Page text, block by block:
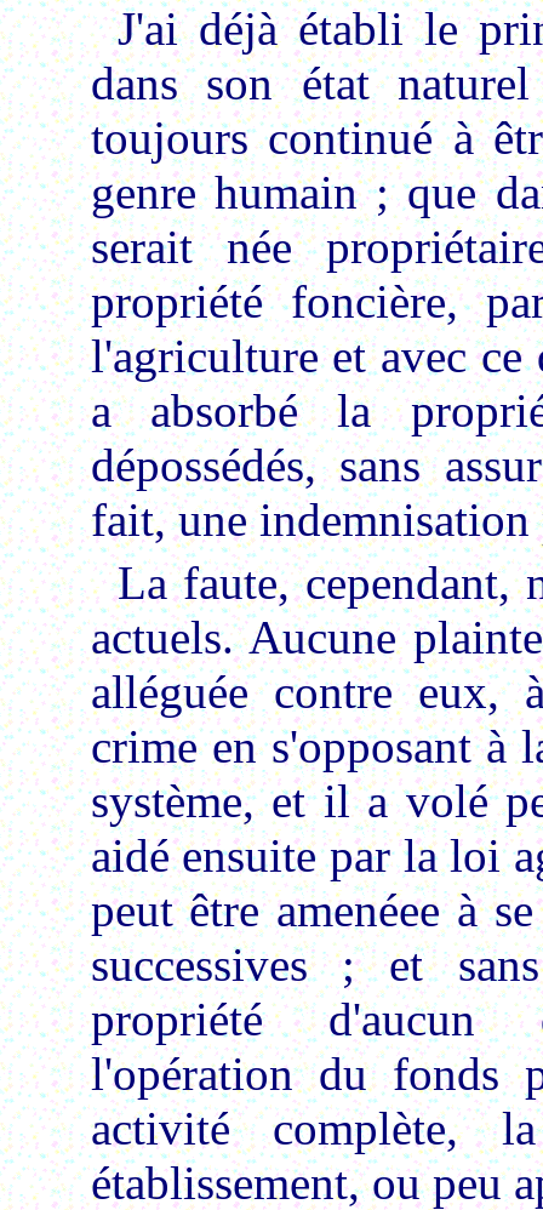
J'ai déjà établi le
dans son état
toujours continué à
genre humain ; que
serait née
propriété foncière,
l'agriculture et avec
a absorbé la
dépossédés, sans
fait, une indemnisation
La faute, cependant,
actuels. Aucune
alléguée contre eux,
crime en s'opposant à
système, et il a volé
aidé ensuite par la loi
peut être amenéee à
successives ; et
propriété d'aucun
l'opération du fonds
activité complète,
établissement, ou peu